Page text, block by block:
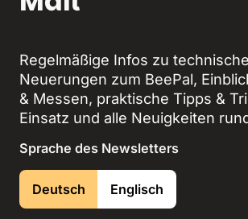
Regelmäßige Infos zu
Neuerungen zum BeePal,
& Messen, praktische Tipps &
Einsatz und alle Neuigkeiten
Sprache des Newsletters
Deutsch Englisch